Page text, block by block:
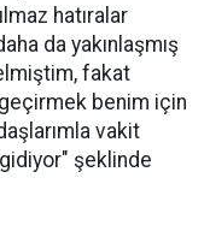
hatıralar
da yakınlaşmış
fakat
benim için
vakit
şeklinde